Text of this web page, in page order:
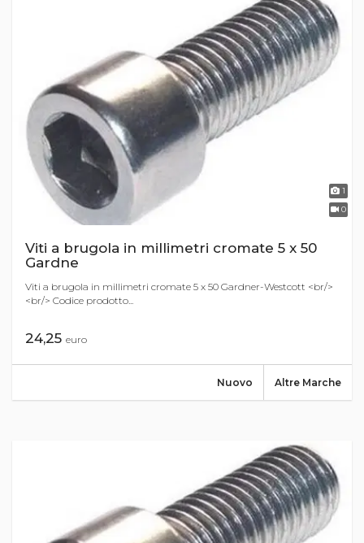
1
0
Viti a brugola in millimetri cromate 5 x 50
Gardne
Viti a brugola in millimetri cromate 5 x 50 Gardner-Westcott <br/>
<br/> Codice prodotto...
24,25 euro
Altre Marche
Nuovo